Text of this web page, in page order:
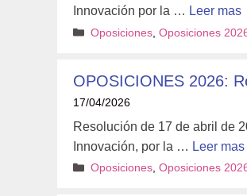
Innovación por la … Leer mas
Categorías
Oposiciones, Oposiciones
OPOSICIONES 2026:
17/04/2026
Resolución de 17 de abril de
Innovación, por la … Leer mas
Categorías
Oposiciones, Oposiciones